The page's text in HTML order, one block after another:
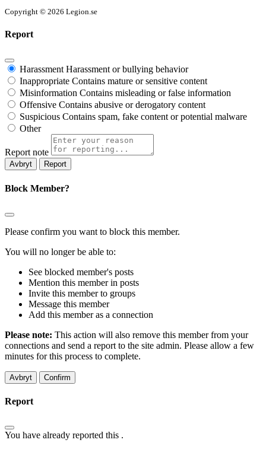
Copyright © 2026 Legion.se
Report
Harassment Harassment or bullying behavior
Inappropriate Contains mature or sensitive content
Misinformation Contains misleading or false information
Offensive Contains abusive or derogatory content
Suspicious Contains spam, fake content or potential malware
Other
Report note
Report
Block Member?
Please confirm you want to block this member.
You will no longer be able to:
See blocked member's posts
Mention this member in posts
Invite this member to groups
Message this member
Add this member as a connection
Please note: This action will also remove this member from your
connections and send a report to the site admin. Please allow a few
minutes for this process to complete.
Confirm
Report
You have already reported this .